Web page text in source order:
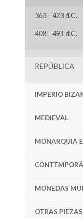
363 - 423 d.C.
408 - 491 d.C.
REPÚBLICA
IMPERIO
MEDIEVAL
MONARQUIA
MONEDAS
OTRAS PIEZAS